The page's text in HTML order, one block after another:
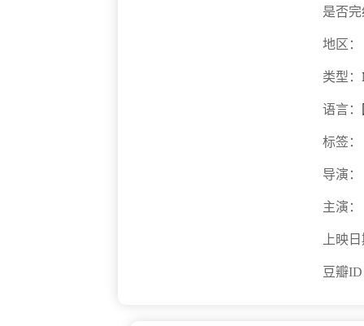
是否
地区：
类型：
语言：
标签：
导演：
主演：
上映
豆瓣